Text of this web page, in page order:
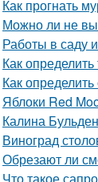
Как прогнать
Можно ли не
Работы в саду
Как
Как
Яблоки Red
Калина
Виноград
Обрезают ли